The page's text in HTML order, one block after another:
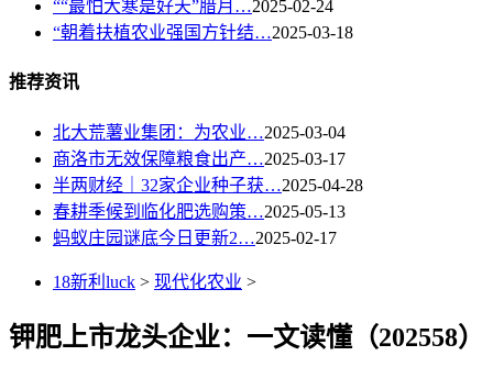
““最怕大寒是好天”腊月…2025-02-24
“朝着扶植农业强国方针结…2025-03-18
推荐资讯
北大荒薯业集团：为农业…2025-03-04
商洛市无效保障粮食出产…2025-03-17
半两财经｜32家企业种子获…2025-04-28
春耕季候到临化肥选购策…2025-05-13
蚂蚁庄园谜底今日更新2…2025-02-17
18新利luck > 现代化农业 >
钾肥上市龙头企业：一文读懂（202558）